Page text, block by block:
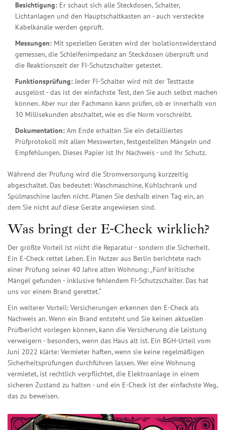
Besichtigung: Er schaut sich alle Steckdosen, Schalter,
Lichtanlagen und den Hauptschaltkasten an - auch versteckte
Kabelkanäle werden geprüft.
Messungen: Mit speziellen Geräten wird der Isolationswiderstand
gemessen, die Schleifenimpedanz an Steckdosen überprüft und
die Reaktionszeit der FI-Schutzschalter getestet.
Funktionsprüfung:Jeder FI-Schalter wird mit der Testtaste
ausgelöst - das ist der einfachste Test, den Sie auch selbst machen
können. Aber nur der Fachmann kann prüfen, ob er innerhalb von
30 Millisekunden abschaltet, wie es die Norm vorschreibt.
Dokumentation: Am Ende erhalten Sie ein detailliertes
Prüfprotokoll mit allen Messwerten, festgestellten Mängeln und
Empfehlungen. Dieses Papier ist Ihr Nachweis - und Ihr Schutz.
Während der Prüfung wird die Stromversorgung kurzzeitig
abgeschaltet. Das bedeutet: Waschmaschine, Kühlschrank und
Spülmaschine laufen nicht. Planen Sie deshalb einen Tag ein, an
dem Sie nicht auf diese Geräte angewiesen sind.
Was bringt der E-Check wirklich?
Der größte Vorteil ist nicht die Reparatur - sondern die Sicherheit.
Ein E-Check rettet Leben. Ein Nutzer aus Berlin berichtete nach
einer Prüfung seiner 40 Jahre alten Wohnung: „Fünf kritische
Mängel gefunden - inklusive fehlendem FI-Schutzschalter. Das hat
uns vor einem Brand gerettet.“
Ein weiterer Vorteil: Versicherungen erkennen den E-Check als
Nachweis an. Wenn ein Brand entsteht und Sie keinen aktuellen
Prüfbericht vorlegen können, kann die Versicherung die Leistung
verweigern - besonders, wenn das Haus alt ist. Ein BGH-Urteil vom
Juni 2022 klärte: Vermieter haften, wenn sie keine regelmäßigen
Sicherheitsprüfungen durchführen lassen. Wer eine Wohnung
vermietet, ist rechtlich verpflichtet, die Elektroanlage in einem
sicheren Zustand zu halten - und ein E-Check ist der einfachste Weg,
das zu beweisen.